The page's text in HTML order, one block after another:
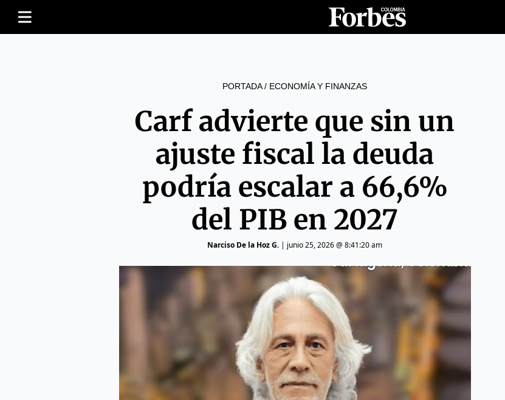
PORTADA/ ECONOMÍA Y FINANZAS
Carf advierte que sin un
ajuste fiscal la deuda
podría escalar a 66,6%
del PIB en 2027
Narciso De la Hoz G. | junio 25, 2026 @ 8:41:20 am